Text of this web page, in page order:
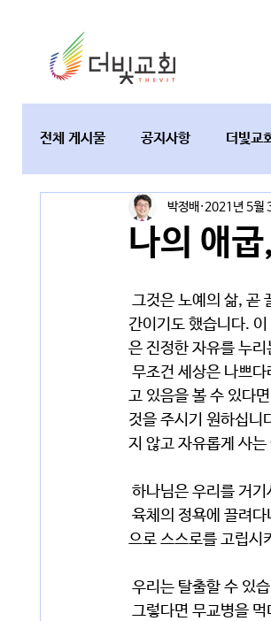
전체 게시물 공지사항 더빛교
교육과 테필린 토요가정예배
나의 애
박정배 2021년 5월
간이기도 했습니다.
은 진정한 자유를 누
고 있음을 볼 수 있다
것을 주시기 원하십니
지 않고 자유롭게 사
하나님은 우리를 거
으로 스스로를 고립시
우리는 탈출할 수 있
그렇다면 무교병을